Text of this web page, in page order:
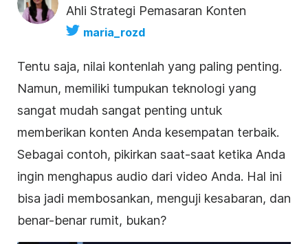
Ahli Strategi Pemasaran Konten
maria_rozd
Tentu saja, nilai kontenlah yang paling penting.
Namun, memiliki tumpukan teknologi yang
sangat mudah sangat penting untuk
memberikan konten Anda kesempatan terbaik.
Sebagai contoh, pikirkan saat-saat ketika Anda
ingin menghapus audio dari video Anda. Hal ini
bisa jadi membosankan, menguji kesabaran, dan
benar-benar rumit, bukan?